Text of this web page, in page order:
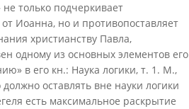
только подчеркивает
Иоанна, но и противопоставляет
христианству Павла,
одному из основных элементов его
в его кн.: Наука логики, т. 1. М.,
оставлять вне науки логики
есть максимальное раскрытие